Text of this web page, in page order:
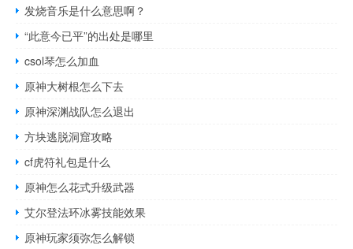
发烧音乐是什么意思啊？
“此意今已平”的出处是哪里
csol琴怎么加血
原神大树根怎么下去
原神深渊战队怎么退出
方块逃脱洞窟攻略
cf虎符礼包是什么
原神怎么花式升级武器
艾尔登法环冰雾技能效果
原神玩家须弥怎么解锁